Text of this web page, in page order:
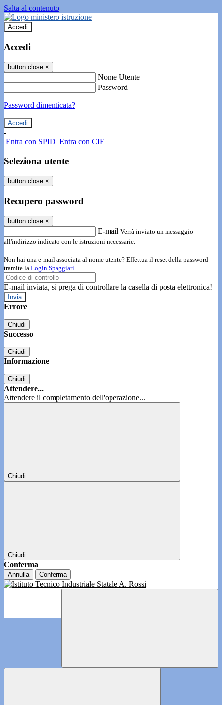
Salta al contenuto
Accedi
Accedi
button close ×
Nome Utente
Password
Password dimenticata?
-
Entra con SPID Entra con CIE
Seleziona utente
button close ×
Recupero password
button close ×
E-mail Verrà inviato un messaggio
all'indirizzo indicato con le istruzioni necessarie.
Non hai una e-mail associata al nome utente? Effettua il reset della password
tramite la Login Spaggiari
E-mail inviata, si prega di controllare la casella di posta elettronica!
Errore
Chiudi
Successo
Chiudi
Informazione
Chiudi
Attendere...
Attendere il completamento dell'operazione...
Chiudi
Chiudi
Conferma
Annulla Conferma